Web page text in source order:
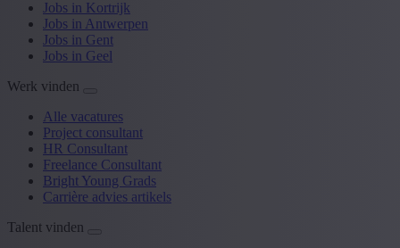
Jobs in Kortrijk
Jobs in Antwerpen
Jobs in Gent
Jobs in Geel
Werk vinden
Alle vacatures
Project consultant
HR Consultant
Freelance Consultant
Bright Young Grads
Carrière advies artikels
Talent vinden